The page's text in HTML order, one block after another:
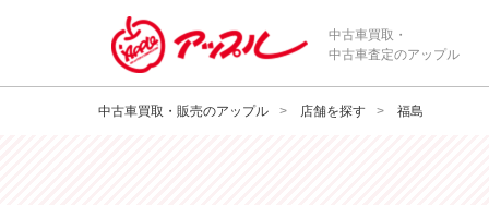
中古車買取・
中古車査定のアップル
中古車買取・販売のアップル 店舗を探す 福島